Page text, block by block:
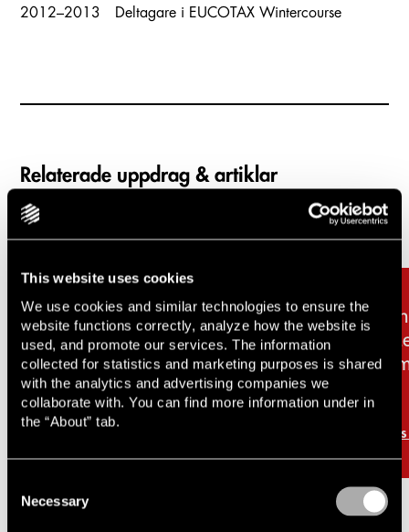
This website uses cookies
We use cookies and similar technologies to ensure the
website functions correctly, analyze how the website is
used, and promote our services. The information
collected for statistics and marketing purposes is shared
with the analytics and advertising companies we
collaborate with. You can find more information under in
the “About” tab.
Selection
Necessary
2012–2013
Deltagare i EUCOTAX Wintercourse
Carousel items
Relaterade uppdrag & artiklar
Lindahl rådgivare till
Disruptive Pharma i
samband med omvänt
förvärv